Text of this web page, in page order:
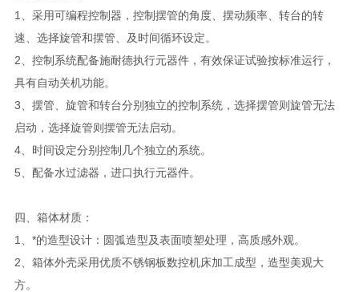
1、采用可编程控制器，控制摆管的角度、摆动频率、转台的转
速、选择旋管和摆管、及时间循环设定。
2、控制系统配备施耐德执行元器件，有效保证试验按标准运行，
具有自动关机功能。
3、摆管、旋管和转台分别独立的控制系统，选择摆管则旋管无法
启动，选择旋管则摆管无法启动。
4、时间设定分别控制几个独立的系统。
5、配备水过滤器，进口执行元器件。
四、箱体材质：
1、*的造型设计：圆弧造型及表面喷塑处理，高质感外观。
2、箱体外壳采用优质不锈钢板数控机床加工成型，造型美观大
方。